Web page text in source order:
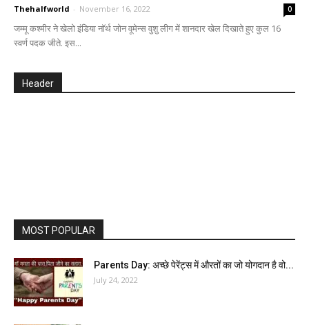
Thehalfworld - November 16, 2022 0
जम्मू कश्मीर ने खेलो इंडिया नॉर्थ जोन वूमेन्स वुशु लीग में शानदार खेल दिखाते हुए कुल 16
स्वर्ण पदक जीते. इस...
Header
MOST POPULAR
Parents Day: अच्छे पेरेंट्स में औरतों का जो योगदान है वो...
July 24, 2022